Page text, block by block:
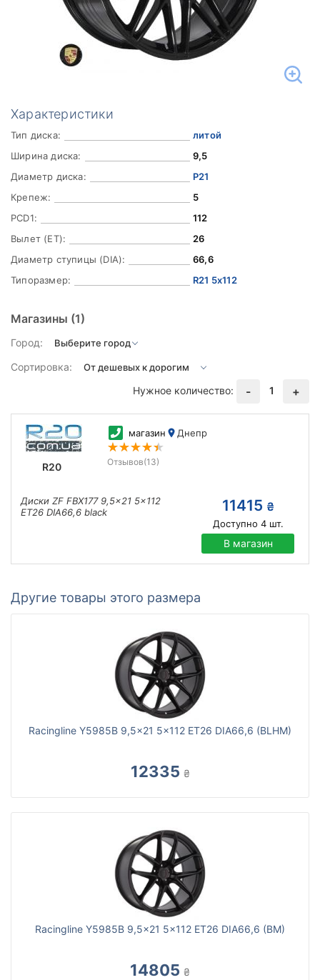
Характеристики
Тип диска:
литой
Ширина диска:
9,5
Диаметр диска:
Р21
Крепеж:
5
PCD1:
112
Вылет (ET):
26
Диаметр ступицы (DIA):
66,6
Типоразмер:
R21 5x112
Магазины (1)
Город:
Сортировка:
Нужное количество:
- 1 +
R20
магазин Днепр
Отзывов(13)
Диски ZF FBX177 9,5x21 5x112
ET26 DIA66,6 black
11415 ₴
Доступно 4шт.
В магазин
Другие товары этого размера
Racingline Y5985B 9,5x21 5x112 ET26 DIA66,6 (BLHM)
12335 ₴
Racingline Y5985B 9,5x21 5x112 ET26 DIA66,6 (BM)
14805 ₴